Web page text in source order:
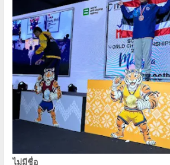
ไม่มีชื่อ